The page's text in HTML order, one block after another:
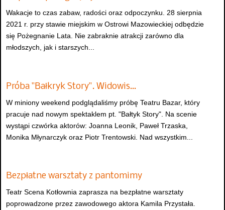
Wakacje to czas zabaw, radości oraz odpoczynku. 28 sierpnia
2021 r. przy stawie miejskim w Ostrowi Mazowieckiej odbędzie
się Pożegnanie Lata. Nie zabraknie atrakcji zarówno dla
młodszych, jak i starszych...
Próba "Bałkryk Story". Widowis…
W miniony weekend podglądaliśmy próbę Teatru Bazar, który
pracuje nad nowym spektaklem pt. "Bałtyk Story". Na scenie
wystąpi czwórka aktorów: Joanna Leonik, Paweł Trzaska,
Monika Młynarczyk oraz Piotr Trentowski. Nad wszystkim...
Bezpłatne warsztaty z pantomimy
Teatr Scena Kotłownia zaprasza na bezpłatne warsztaty
poprowadzone przez zawodowego aktora Kamila Przystała.